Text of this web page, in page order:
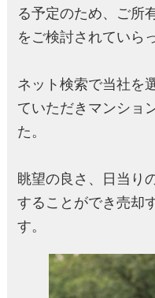
る予定のため、ご所
をご検討されていら
ネット検索で当社を
ていただきマンショ
た。
眺望の良さ、日当り
することができ売却
す。